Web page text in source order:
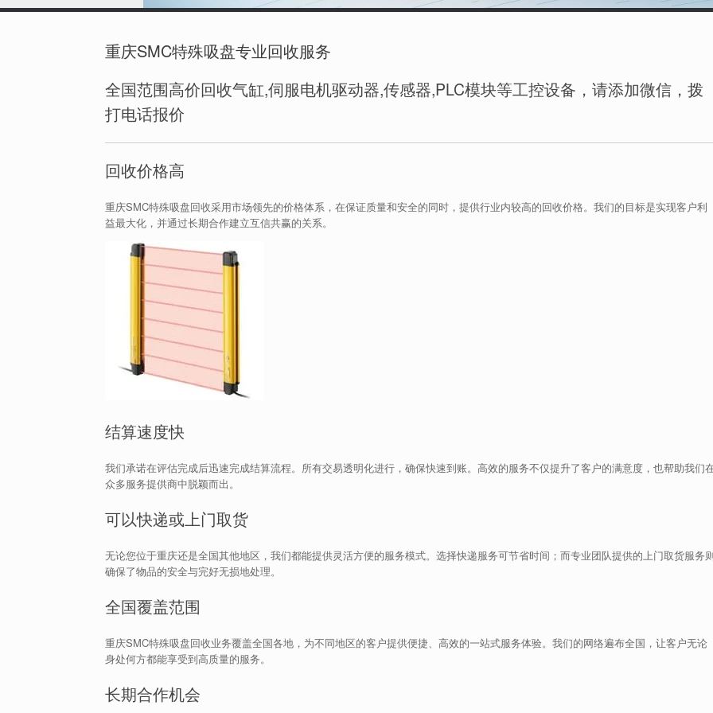
重庆SMC特殊吸盘专业回收服务
全国范围高价回收气缸,伺服电机驱动器,传感器,PLC模块等工控设备，请添加微信，拨
打电话报价
回收价格高
重庆SMC特殊吸盘回收采用市场领先的价格体系，在保证质量和安全的同时，提供行业内较高的回收价格。我们的目标是实现客户利
益最大化，并通过长期合作建立互信共赢的关系。
结算速度快
我们承诺在评估完成后迅速完成结算流程。所有交易透明化进行，确保快速到账。高效的服务不仅提升了客户的满意度，也帮助我们
众多服务提供商中脱颖而出。
可以快递或上门取货
无论您位于重庆还是全国其他地区，我们都能提供灵活方便的服务模式。选择快递服务可节省时间；而专业团队提供的上门取货服务
确保了物品的安全与完好无损地处理。
全国覆盖范围
重庆SMC特殊吸盘回收业务覆盖全国各地，为不同地区的客户提供便捷、高效的一站式服务体验。我们的网络遍布全国，让客户无论
身处何方都能享受到高质量的服务。
长期合作机会